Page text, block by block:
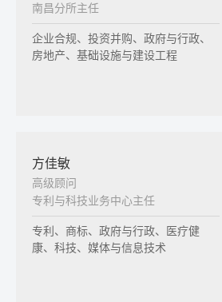
南昌分所主任
企业合规、投资并购、政府与行政、
房地产、基础设施与建设工程
方佳敏
高级顾问
专利与科技业务中心主任
专利、商标、政府与行政、医疗健
康、科技、媒体与信息技术